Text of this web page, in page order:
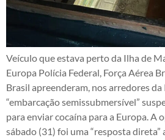
Veículo que estava perto da Ilha de
Europa Polícia Federal, Força Aérea
Brasil apreenderam, nos arredores
“embarcação semissubmersível”
para enviar cocaína para a Europa. A
sábado (31) foi uma “resposta